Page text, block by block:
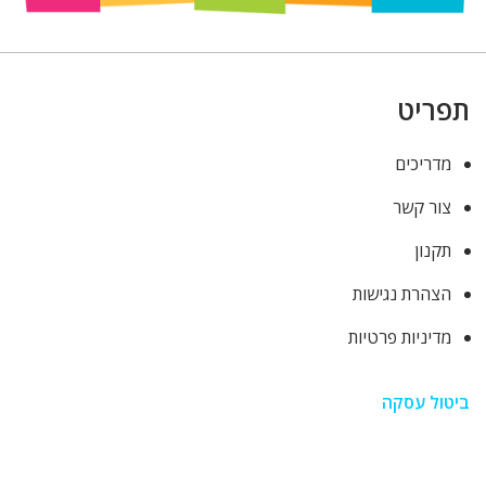
תפריט
מדריכים
צור קשר
תקנון
הצהרת נגישות
מדיניות פרטיות
ביטול עסקה